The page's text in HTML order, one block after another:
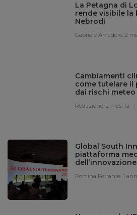
La Petagna di
rende visibile la
Nebrodi
Gabriele Amadore,2
Cambiamenti
come tutelare il
dai rischi meteo
Redazione,2 mesi fa
Global South
piattaforma
Romina Ferrante,1